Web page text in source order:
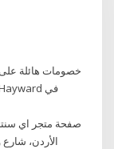
خصومات هائلة على
صفحة متجر اي
الأردن،